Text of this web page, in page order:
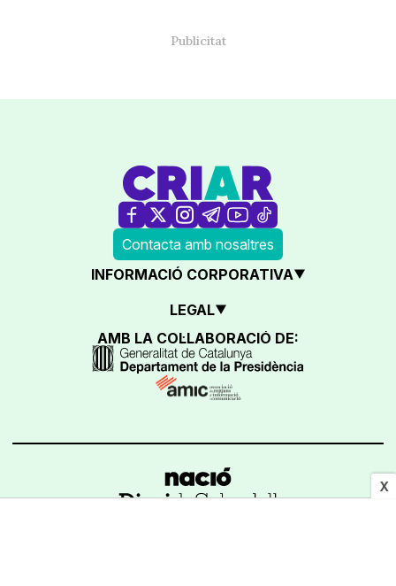
X
Contacta amb nosaltres
INFORMACIÓ CORPORATIVA
LEGAL
AMB LA COL·LABORACIÓ DE: